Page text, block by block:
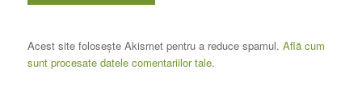
Acest site folosește Akismet pentru a reduce spamul. Află cum
sunt procesate datele comentariilor tale.